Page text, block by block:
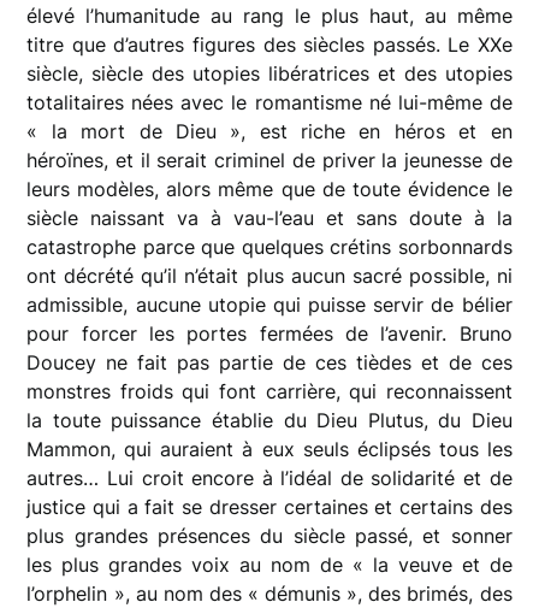
élevé l’humanitude au rang le plus haut, au même
titre que d’autres figures des siècles passés. Le XXe
siècle, siècle des utopies libératrices et des utopies
totalitaires nées avec le romantisme né lui-même de
« la mort de Dieu », est riche en héros et en
héroïnes, et il serait criminel de priver la jeunesse de
leurs modèles, alors même que de toute évidence le
siècle naissant va à vau-l’eau et sans doute à la
catastrophe parce que quelques crétins sorbonnards
ont décrété qu’il n’était plus aucun sacré possible, ni
admissible, aucune utopie qui puisse servir de bélier
pour forcer les portes fermées de l’avenir. Bruno
Doucey ne fait pas partie de ces tièdes et de ces
monstres froids qui font carrière, qui reconnaissent
la toute puissance établie du Dieu Plutus, du Dieu
Mammon, qui auraient à eux seuls éclipsés tous les
autres… Lui croit encore à l’idéal de solidarité et de
justice qui a fait se dresser certaines et certains des
plus grandes présences du siècle passé, et sonner
les plus grandes voix au nom de « la veuve et de
l’orphelin », au nom des « démunis », des brimés, des